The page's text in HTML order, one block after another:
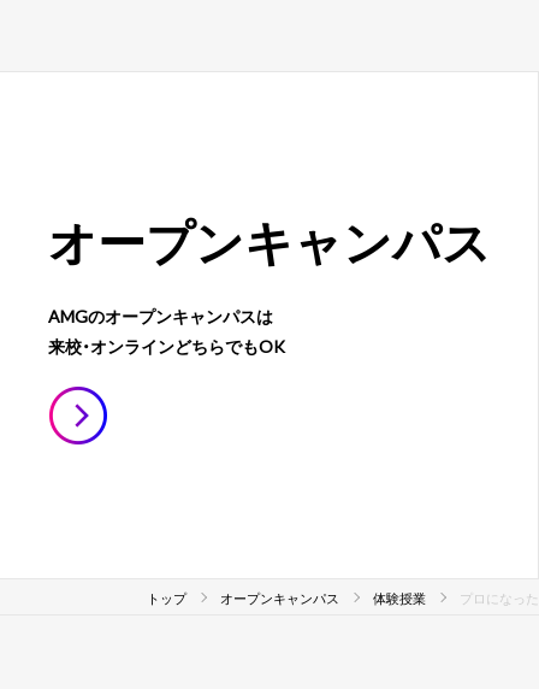
オープンキャンパス
AMGのオープンキャンパスは
来校・オンラインどちらでもOK
トップ オープンキャンパス 体験授業 プロになっ